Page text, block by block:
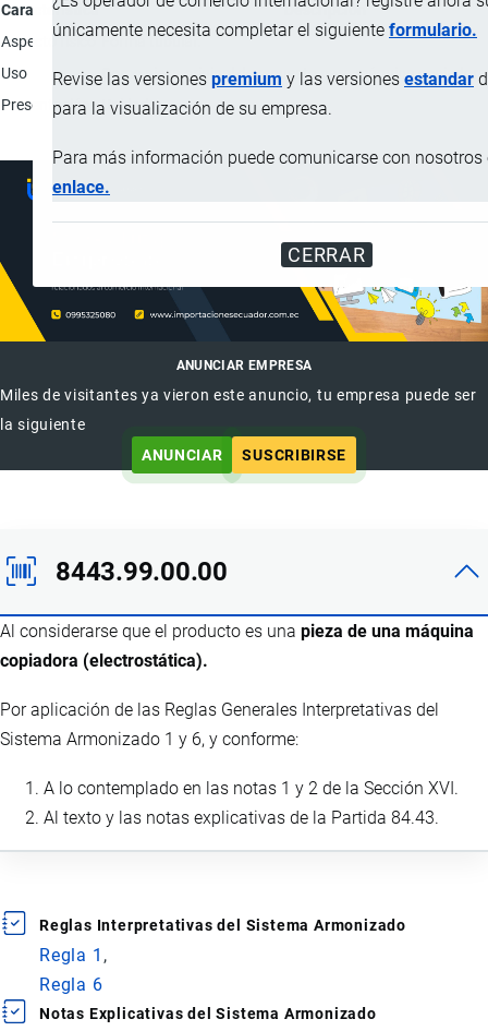
únicamente necesita completar el siguiente formulario.
Revise las versiones premium y las versiones estandar
para la visualización de su empresa.
Para más información puede comunicarse con nosotros
enlace.
CERRAR
Característica
Descripción
Aspecto físico Forma tubular.
Uso
Como pieza original de repuesto para máquina
Presentación
Unidad.
ANUNCIAR EMPRESA
Miles de visitantes ya vieron este anuncio, tu empresa puede ser
la siguiente
ANUNCIAR
SUSCRIBIRSE
8443.99.00.00
Al considerarse que el producto es una pieza de una máquina
copiadora (electrostática).
Por aplicación de las Reglas Generales Interpretativas del
Sistema Armonizado 1 y 6, y conforme:
A lo contemplado en las notas 1 y 2 de la Sección XVI.
Al texto y las notas explicativas de la Partida 84.43.
Reglas Interpretativas del Sistema Armonizado
Regla 1
Regla 6
Notas Explicativas del Sistema Armonizado